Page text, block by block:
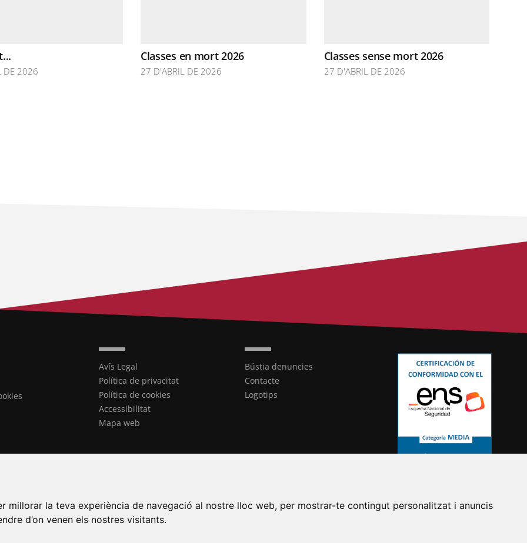
millorar la teva experiència de navegació al nostre lloc web, per mostrar-te contingut personalitzat i anuncis
d’on venen els nostres visitants.
DE 2026
Classes en mort 2026
27 D'ABRIL DE 2026
Classes sense mort 2026
27 D'ABRIL DE 2026
Avís Legal
Política de privacitat
Política de cookies
Accessibilitat
Mapa web
Bústia denuncies
Contacte
Logotips